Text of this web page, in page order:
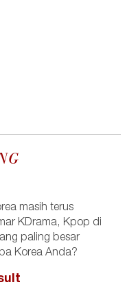
masih terus
KDrama, Kpop di
paling besar
Korea Anda?